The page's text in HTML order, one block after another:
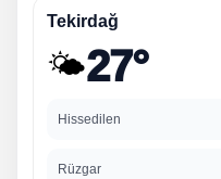
Tekirdağ
🌤️27°
Hissedilen
Rüzgar